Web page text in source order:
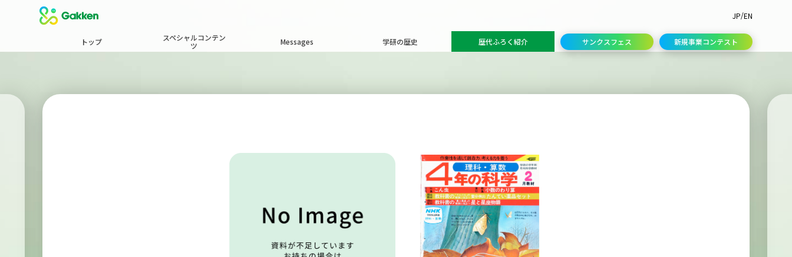
JP/EN
トップ
スペシャルコンテン
ツ
Messages 学研の歴史 歴代ふろく紹介 サンクスフェス 新規事業コンテスト